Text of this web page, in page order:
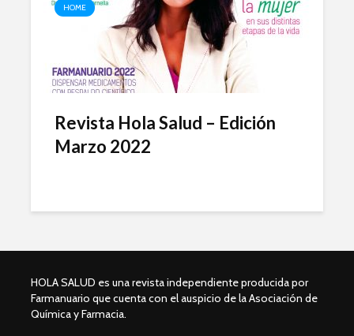
HOME
Revista Hola Salud – Edición
Marzo 2022
HOLA SALUD es una revista independiente producida por
Farmanuario que cuenta con el auspicio de la Asociación de
Química y Farmacia.